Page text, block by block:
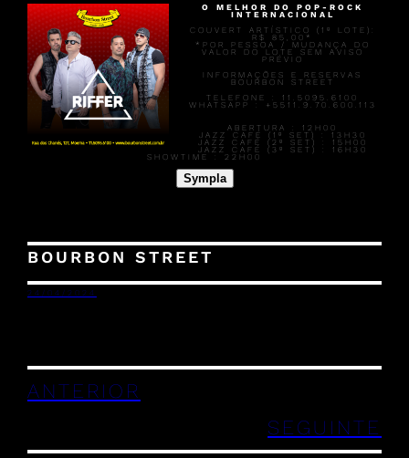
O MELHOR DO POP-ROCK
INTERNACIONAL
COUVERT ARTÍSTICO (1º LOTE):
R$ 85,00*
*POR PESSOA / MUDANÇA DO
VALOR DO LOTE SEM AVISO
PRÉVIO
INFORMAÇÕES E RESERVAS
BOURBON STREET
TELEFONE : 11.5095.6100
WHATSAPP : +5511.9.70.600.113
ABERTURA :
12H00
JAZZ CAFÉ (1º SET) :
13H30
JAZZ CAFÉ (2º SET) :
15H00
JAZZ CAFÉ (3º SET) :
16H30
SHOWTIME :
22H00
Sympla
BOURBON STREET
24/04/2024
ANTERIOR
SEGUINTE